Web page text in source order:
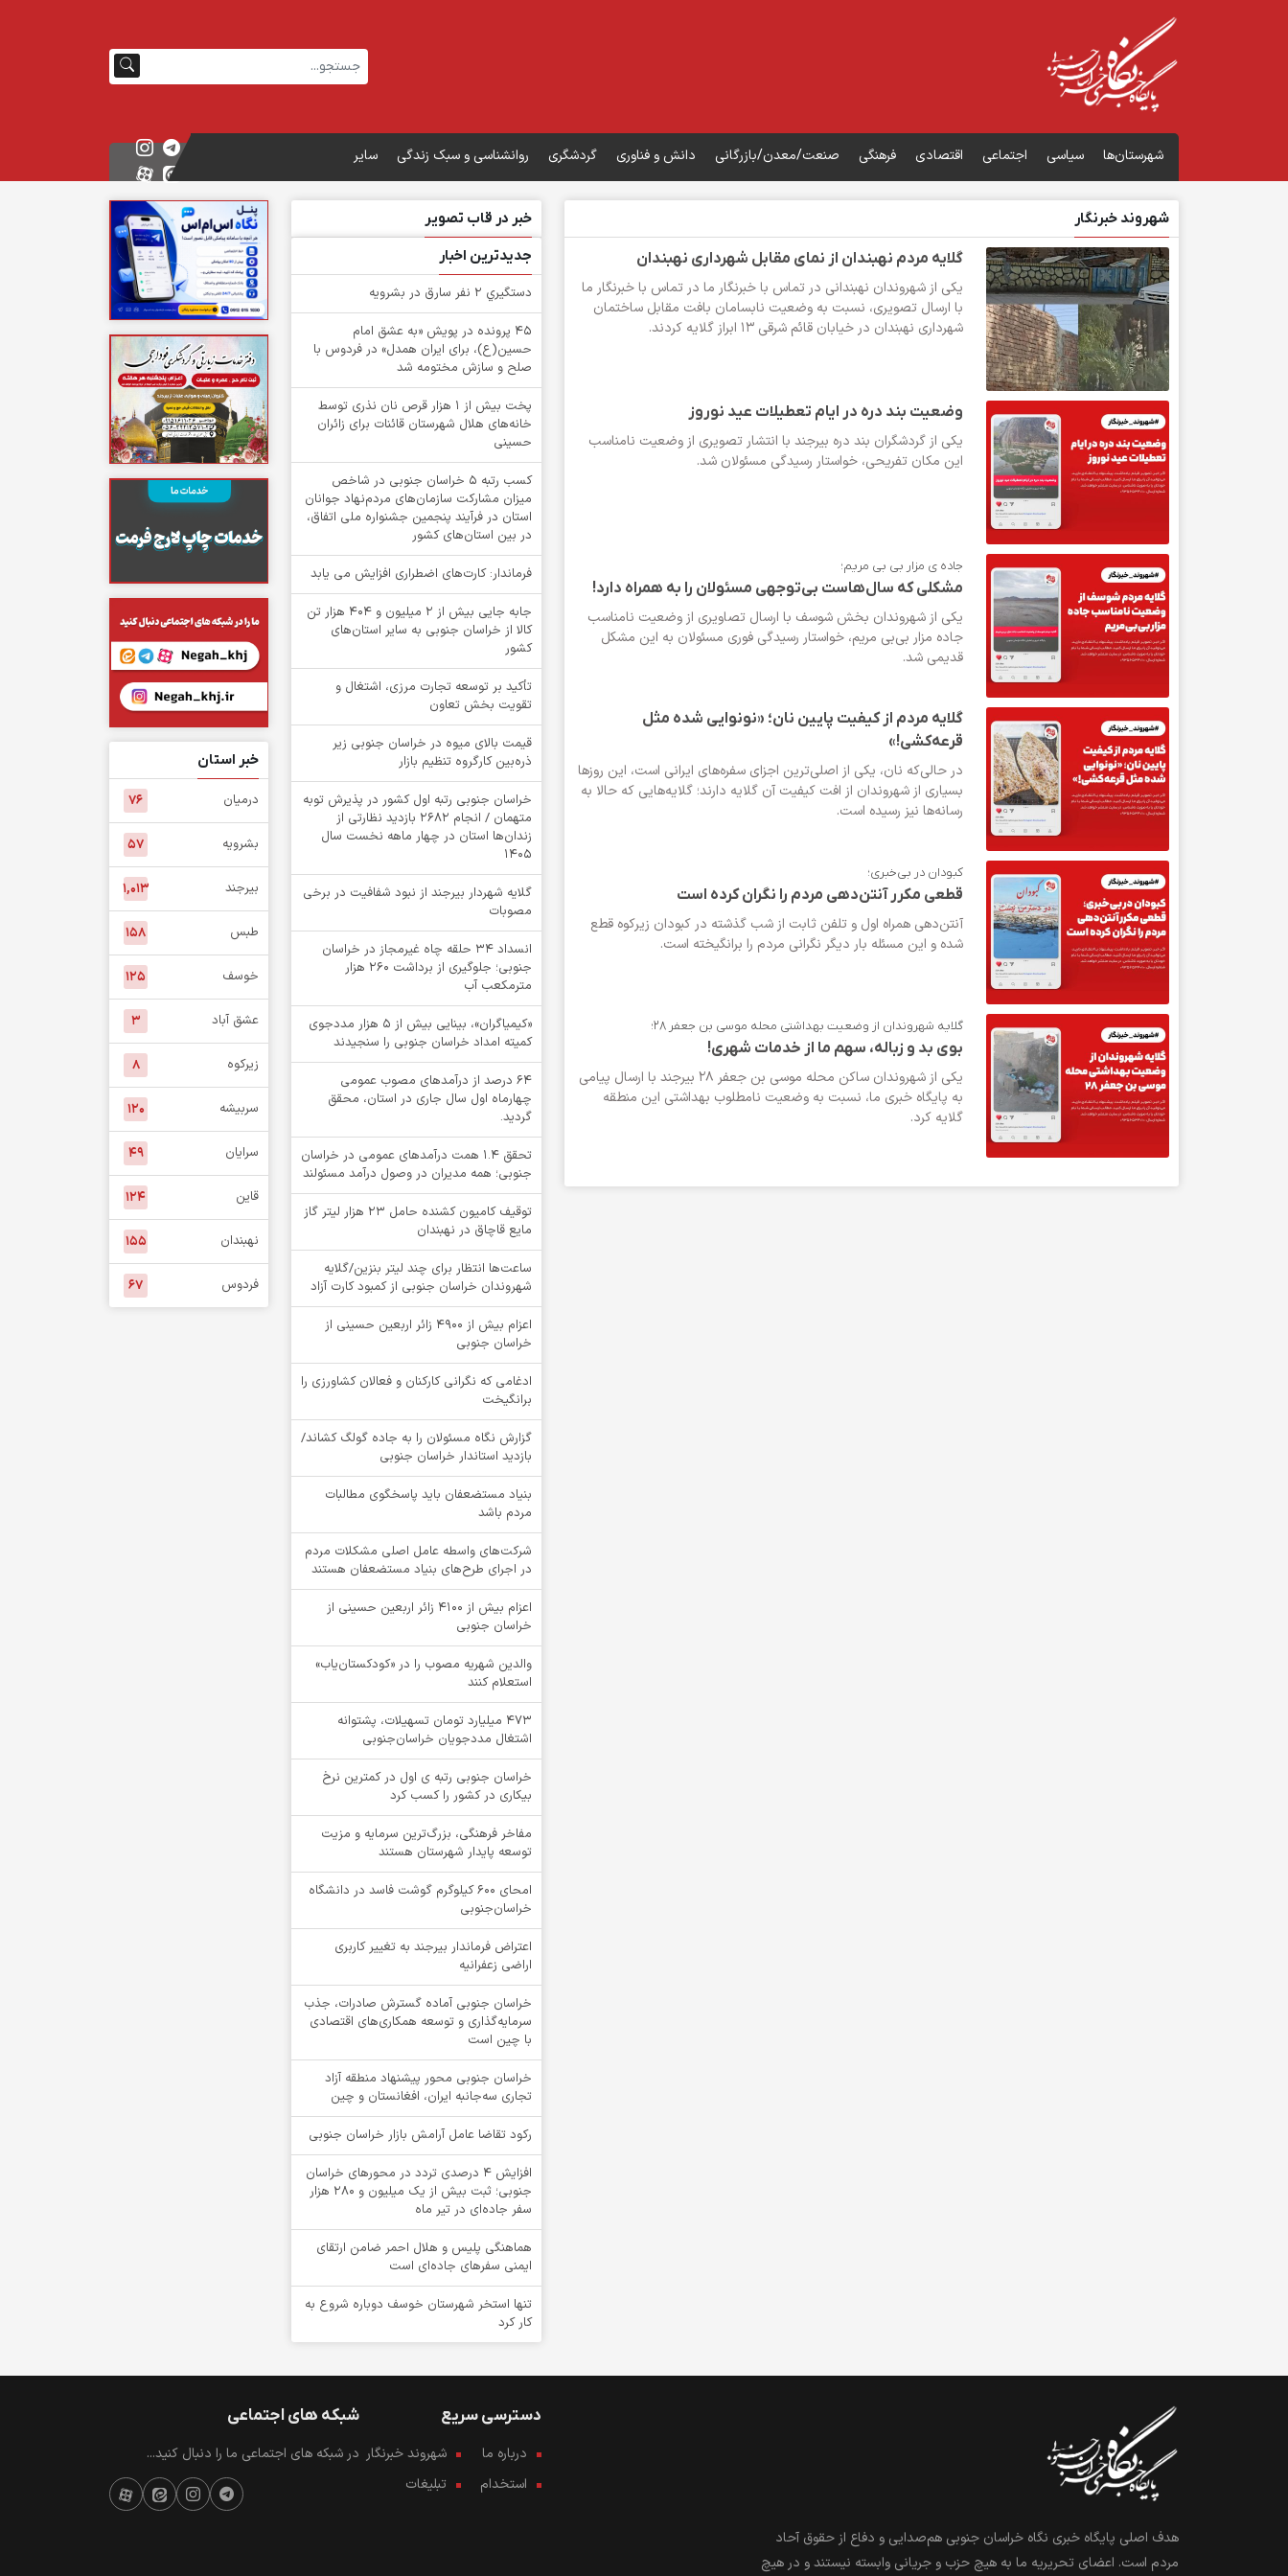
شهرستان‌ها سیاسی اجتماعی اقتصادی فرهنگی صنعت/معدن/بازرگانی دانش و فناوری گردشگری روانشناسی و سبک زندگی سایر
شهروند خبرنگار
گلایه مردم نهبندان از نمای مقابل شهرداری نهبندان
یکی از شهروندان نهبندانی در تماس با خبرنگار ما در تماس با خبرنگار ما
با ارسال تصویری، نسبت به وضعیت نابسامان بافت مقابل ساختمان
شهرداری نهبندان در خیابان قائم شرقی ۱۳ ابراز گلایه کردند.
وضعیت بند دره در ایام تعطیلات عید نوروز
یکی از گردشگران بند دره بیرجند با انتشار تصویری از وضعیت نامناسب
این مکان تفریحی، خواستار رسیدگی مسئولان شد.
جاده ی مزار بی بی مریم؛
مشکلی که سال‌هاست بی‌توجهی مسئولان را به همراه دارد!
یکی از شهروندان بخش شوسف با ارسال تصاویری از وضعیت نامناسب
جاده مزار بی‌بی مریم، خواستار رسیدگی فوری مسئولان به این مشکل
قدیمی شد.
گلایه مردم از کیفیت پایین نان؛ «نونوایی شده مثل
قرعه‌کشی!»
در حالی‌که نان، یکی از اصلی‌ترین اجزای سفره‌های ایرانی است، این روزها
بسیاری از شهروندان از افت کیفیت آن گلایه دارند؛ گلایه‌هایی که حالا به
رسانه‌ها نیز رسیده است.
کبودان در بی‌خبری؛
قطعی مکرر آنتن‌دهی مردم را نگران کرده است
آنتن‌دهی همراه اول و تلفن ثابت از شب گذشته در کبودان زیرکوه قطع
شده و این مسئله بار دیگر نگرانی مردم را برانگیخته است.
گلایه شهروندان از وضعیت بهداشتی محله موسی بن جعفر ۲۸؛
بوی بد و زباله، سهم ما از خدمات شهری!
یکی از شهروندان ساکن محله موسی بن جعفر ۲۸ بیرجند با ارسال پیامی
به پایگاه خبری ما، نسبت به وضعیت نامطلوب بهداشتی این منطقه
گلایه کرد.
خبر در قاب تصویر
جدیدترین اخبار
دستگيري 2 نفر سارق در بشرويه
۴۵ پرونده در پویش «به عشق امام
حسین(ع)، برای ایران همدل» در فردوس با
صلح و سازش مختومه شد
پخت بیش از 1 هزار قرص نان نذری توسط
خانه‌های هلال شهرستان قائنات برای زائران
حسینی
کسب رتبه ۵ خراسان جنوبی در شاخص
میزان مشارکت سازمان‌های مردم‌نهاد جوانان
استان در فرآیند پنجمین جشنواره ملی اتفاق،
در بین استان‌های کشور
فرماندار: کارت‌های اضطراری افزایش می یابد
جابه جایی بیش از 2 میلیون و 404 هزار تن
کالا از خراسان جنوبی به سایر استان‌های
کشور
تأکید بر توسعه تجارت مرزی، اشتغال و
تقویت بخش تعاون
قیمت بالای میوه در خراسان جنوبی زیر
ذره‌بین کارگروه تنظیم بازار
خراسان جنوبی رتبه اول کشور در پذیرش توبه
متهمان / انجام ۲۶۸۲ بازدید نظارتی از
زندان‌ها استان در چهار ماهه نخست سال
1405
گلایه شهردار بیرجند از نبود شفافیت در برخی
مصوبات
انسداد ۳۴ حلقه چاه غیرمجاز در خراسان
جنوبی؛ جلوگیری از برداشت ۲۶۰ هزار
مترمکعب آب
«کیمیاگران»، بینایی بیش از ۵ هزار مددجوی
کمیته امداد خراسان جنوبی را سنجیدند
64 درصد از درآمدهای مصوب عمومی
چهارماه اول سال جاری در استان، محقق
گردید.
تحقق ۱.۴ همت درآمدهای عمومی در خراسان
جنوبی؛ همه مدیران در وصول درآمد مسئولند
توقيف کامیون کشنده حامل 23 هزار لیتر گاز
مایع قاچاق در نهبندان
ساعت‌ها انتظار برای چند لیتر بنزین/گلایه
شهروندان خراسان جنوبی از کمبود کارت آزاد
اعزام بیش از 4900 زائر اربعین حسینی از
خراسان جنوبی
ادغامی که نگرانی کارکنان و فعالان کشاورزی را
برانگیخت
گزارش نگاه مسئولان را به جاده گولگ کشاند/
بازدید استاندار خراسان جنوبی
بنیاد مستضعفان باید پاسخگوی مطالبات
مردم باشد
شرکت‌های واسطه عامل اصلی مشکلات مردم
در اجرای طرح‌های بنیاد مستضعفان هستند
اعزام بیش از 4100 زائر اربعین حسینی از
خراسان جنوبی
والدین شهریه مصوب را در «کودکستان‌یاب»
استعلام کنند
۴۷۳ میلیارد تومان تسهیلات، پشتوانه
اشتغال مددجویان خراسان‌جنوبی
خراسان جنوبی رتبه ی اول در کمترین نرخ
بیکاری در کشور را کسب کرد
مفاخر فرهنگی، بزرگ‌ترین سرمایه و مزیت
توسعه پایدار شهرستان هستند
امحای ۶۰۰ کیلوگرم گوشت فاسد در دانشگاه
خراسان‌جنوبی
اعتراض فرماندار بیرجند به تغییر کاربری
اراضی زعفرانیه
خراسان جنوبی آماده گسترش صادرات، جذب
سرمایه‌گذاری و توسعه همکاری‌های اقتصادی
با چین است
خراسان جنوبی محور پیشنهاد منطقه آزاد
تجاری سه‌جانبه ایران، افغانستان و چین
رکود تقاضا عامل آرامش بازار خراسان جنوبی
افزایش 4 درصدی تردد در محورهای خراسان
جنوبی؛ ثبت بیش از یک میلیون و 280 هزار
سفر جاده‌ای در تیر ماه
هماهنگی پلیس و هلال احمر ضامن ارتقای
ایمنی سفرهای جاده‌ای است
تنها استخر شهرستان خوسف دوباره شروع به
کار کرد
خبر استان
درمیان ۷۶
بشرویه ۵۷
بیرجند ۱,۰۱۳
طبس ۱۵۸
خوسف ۱۲۵
عشق آباد ۳
زیرکوه ۸
سربیشه ۱۲۰
سرایان ۴۹
قاین ۱۲۴
نهبندان ۱۵۵
فردوس ۶۷
هدف اصلی پایگاه خبری نگاه خراسان جنوبی هم‌صدایی و دفاع از حقوق آحاد
مردم است. اعضای تحریریه ما به هیچ حزب و جریانی وابسته نیستند و در هیچ
دسترسی سریع
درباره ما
شهروند خبرنگار
استخدام
تبلیغات
شبکه های اجتماعی
در شبکه های اجتماعی ما را دنبال کنید...